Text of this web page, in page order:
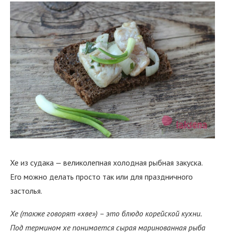
Хе из судака — великолепная холодная рыбная закуска.
Его можно делать просто так или для праздничного
застолья.
Хе (также говорят «хве») – это блюдо корейской кухни.
Под термином хе понимается сырая маринованная рыба